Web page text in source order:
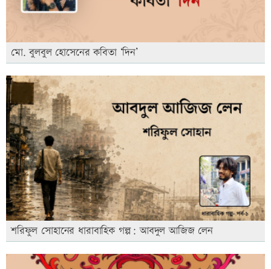
মো. বুলবুল হোসেনের কবিতা ‘দিন’
শরিফুল সোহানের ধারাবাহিক গল্প: আবদুল আজিজ লেন